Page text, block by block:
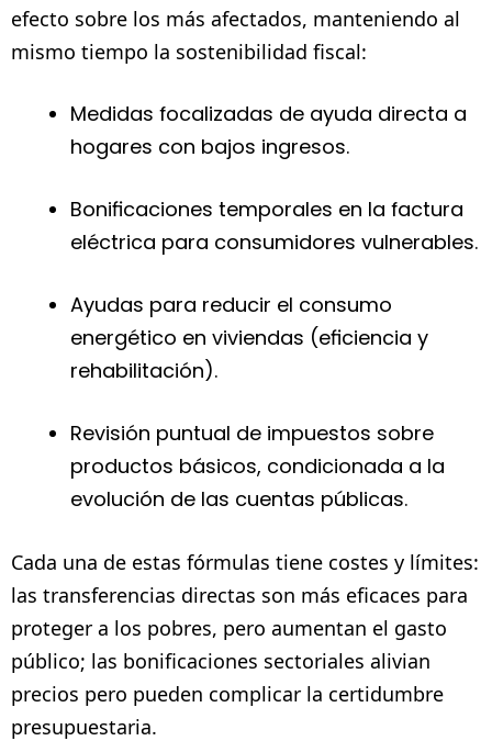
efecto sobre los más afectados, manteniendo al
mismo tiempo la sostenibilidad fiscal:
Medidas focalizadas de ayuda directa a
hogares con bajos ingresos.
Bonificaciones temporales en la factura
eléctrica para consumidores vulnerables.
Ayudas para reducir el consumo
energético en viviendas (eficiencia y
rehabilitación).
Revisión puntual de impuestos sobre
productos básicos, condicionada a la
evolución de las cuentas públicas.
Cada una de estas fórmulas tiene costes y límites:
las transferencias directas son más eficaces para
proteger a los pobres, pero aumentan el gasto
público; las bonificaciones sectoriales alivian
precios pero pueden complicar la certidumbre
presupuestaria.